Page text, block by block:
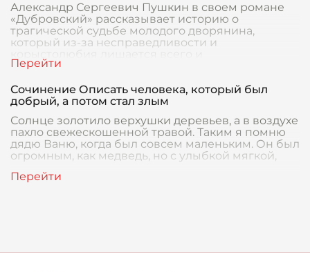
Александр Сергеевич Пушкин в своем романе
«Дубровский» рассказывает историю о
трагической судьбе молодого дворянина,
который из-за несправедливости и
корыстолюбия лишается всего и
Сочинение Описать человека, который был
добрый, а потом стал злым
Солнце золотило верхушки деревьев, а в воздухе
пахло свежескошенной травой. Таким я помню
дядю Ваню, когда был совсем маленьким. Он был
огромным, как медведь, но с улыбкой мягкой,